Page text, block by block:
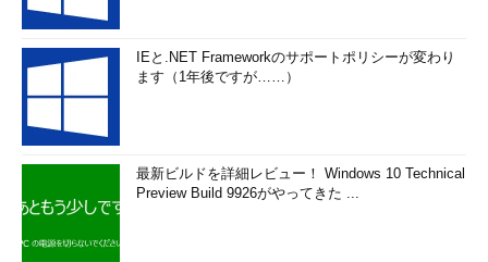
開発チームは、リモートで働きながら価値を生み出し続けなけ
ればならない。そのためには、一部のプロセスを調整する必要が
あるかもしれない。スクラムチームを例に取ろう。次の図は、包
整を示している。
IEと.NET Frameworkのサポートポリシーが変わり
ます（1年後ですが……）
最新ビルドを詳細レビュー！ Windows 10 Technical
Preview Build 9926がやってきた ...